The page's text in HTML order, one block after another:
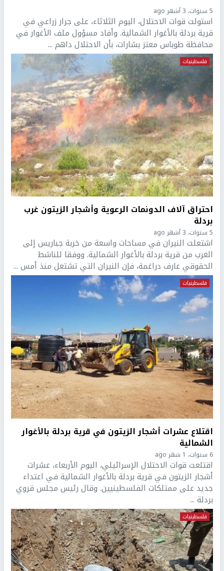
5 سنوات، 3 أشهر ago
استولت قوات الاحتلال، اليوم الثلاثاء، على جرار زراعي في
قرية بردلة بالأغوار الشمالية. وأفاد مسؤول ملف الأغوار في
محافظة طوباس معتز بشارات، بأن الاحتلال داهم ...
فلسطينيات
احتراق آلاف الدونمات الرعوية وأشجار الزيتون غرب
بردلة
5 سنوات، 3 أشهر ago
اشتعلت النيران في مساحات واسعة من خربة جباريس إلى
الغرب من قرية بردلة بالأغوار الشمالية. ووفقا للناشط
الحقوقي عارف دراغمة، فإن النيران التي تشتعل منذ أمس ...
فلسطينيات
اقتلاع عشرات أشجار الزيتون في قرية بردلة بالأغوار
الشمالية
6 سنوات، 1 شهر ago
اقتلعت قوات الاحتلال الإسرائيلي، اليوم الأربعاء، عشرات
أشجار الزيتون في قرية بردلة بالأغوار الشمالية في اعتداء
جديد على ممتلكات الفلسطينيين. وقال رئيس مجلس قروي
بردلة ...
فلسطينيات